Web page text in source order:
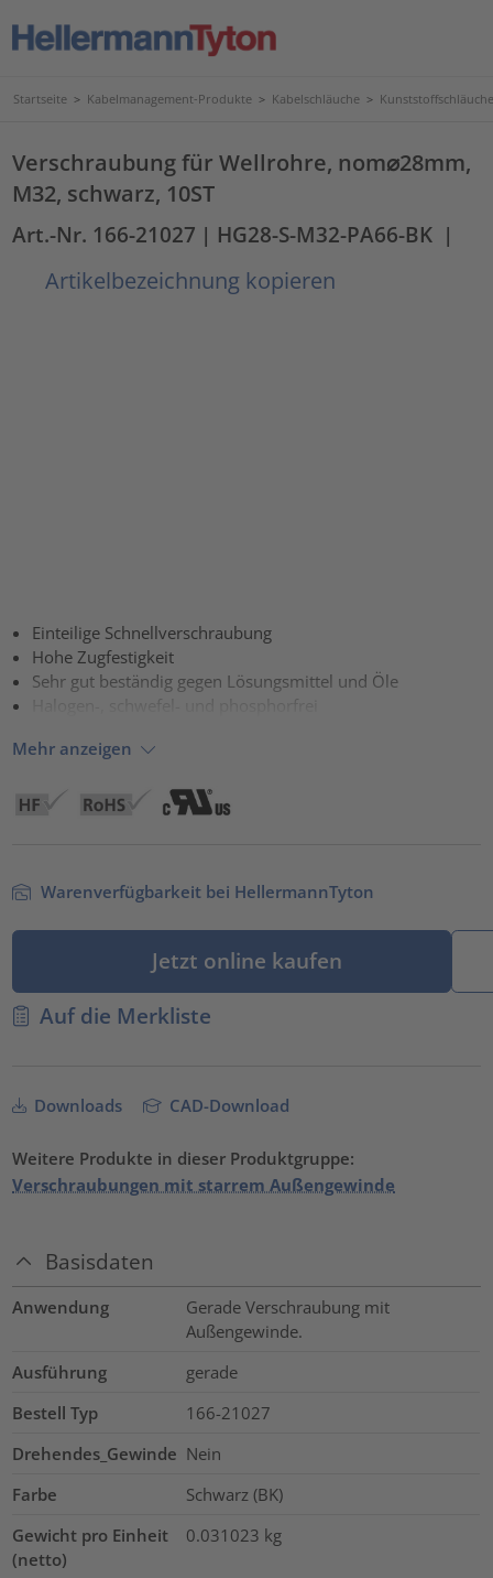
Startseite > Kabelmanagement-Produkte > Kabelschläuche >
Verschraubung für Wellrohre, nom⌀28mm,
M32, schwarz, 10ST
Art.-Nr. 166-21027 | HG28-S-M32-PA66-BK |
Artikelbezeichnung kopieren
Einteilige Schnellverschraubung
Hohe Zugfestigkeit
Sehr gut beständig gegen Lösungsmittel und Öle
Halogen-, schwefel- und phosphorfrei
Mehr anzeigen
Warenverfügbarkeit bei HellermannTyton
Jetzt online kaufen
Auf die Merkliste
Downloads CAD-Download
Weitere Produkte in dieser Produktgruppe:
Verschraubungen mit starrem Außengewinde
Basisdaten
Anwendung
Gerade Verschraubung mit
Außengewinde.
Ausführung
gerade
Bestell Typ
166-21027
Drehendes_Gewinde Nein
Farbe
Schwarz (BK)
Gewicht pro Einheit
(netto)
0.031023 kg